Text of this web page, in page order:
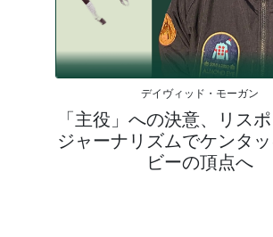
デイヴィッド・モーガン
「主役」への決意、リス
ジャーナリズムでケンタ
ビーの頂点へ